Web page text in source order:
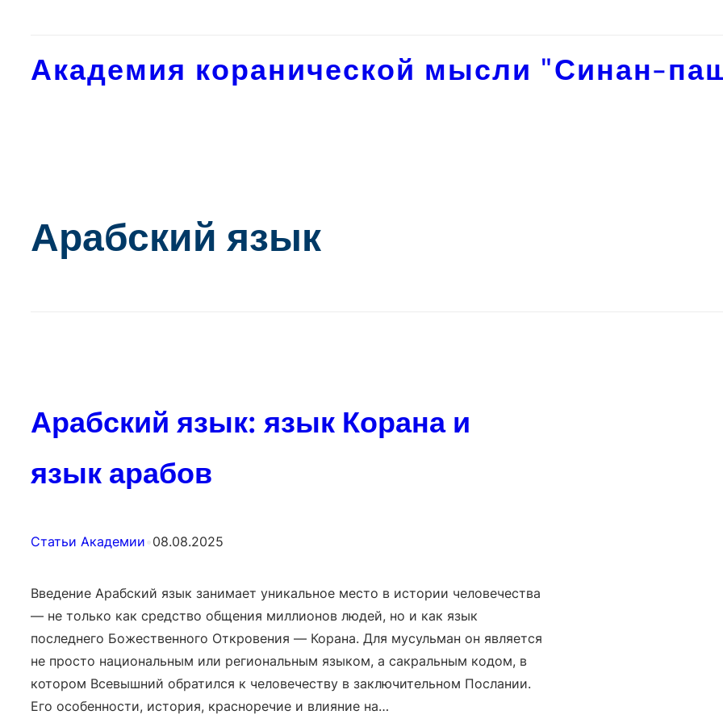
Академия коранической мысли "Синан-
Арабский язык
Арабский язык: язык Корана и
язык арабов
Статьи Академии 08.08.2025
Введение Арабский язык занимает уникальное место в истории человечества
— не только как средство общения миллионов людей, но и как язык
последнего Божественного Откровения — Корана. Для мусульман он является
не просто национальным или региональным языком, а сакральным кодом, в
котором Всевышний обратился к человечеству в заключительном Послании.
Его особенности, история, красноречие и влияние на…